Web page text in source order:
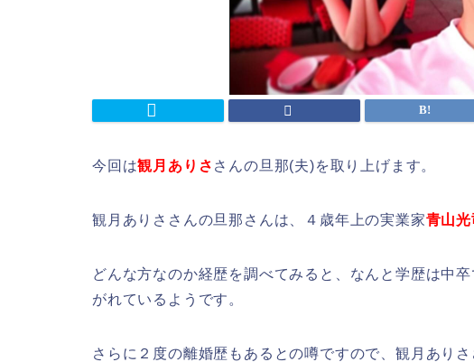
今回は観月ありさ さんの旦那(夫)を取り上げます。
観月ありささんの旦那さんは、４歳年上の実業家青山光
どんな方なのか経歴を調べてみると、なんと学歴は中卒
がれているようです。
さらに２度の離婚歴もあるとの噂ですので、観月あり